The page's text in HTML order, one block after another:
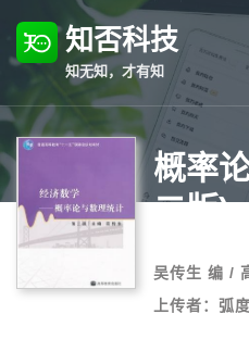
知否科技
知无知，才有知
概率
二版)
吴传生 编 /
上传者：弧度